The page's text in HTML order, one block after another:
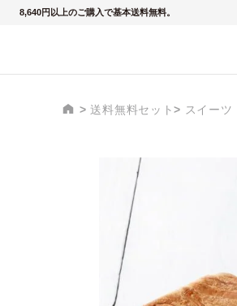
8,640円以上のご購入で基本送料無料。
送料無料セット スイーツ